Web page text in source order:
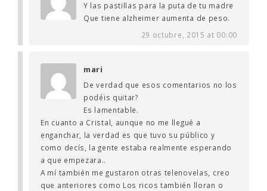
Y las pastillas para la puta de tu madre
Que tiene alzheimer aumenta de peso.
29 octubre, 2015 at 00:00
mari
De verdad que esos comentarios no los
podéis quitar?
Es lamentable.
En cuanto a Cristal, aunque no me llegué a
enganchar, la verdad es que tuvo su público y
como decís, la gente estaba realmente esperando
a que empezara..
A mí también me gustaron otras telenovelas, creo
que anteriores como Los ricos también lloran o